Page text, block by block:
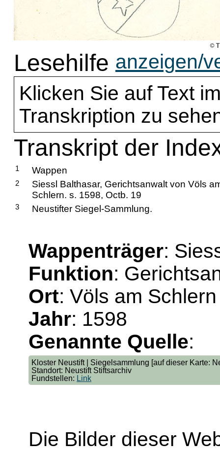
Lesehilfe anzeigen/
Klicken Sie auf Text
Transkription zu
Transkript der
1 Wappen
2
Siessl Balthasar, Gerichtsanwalt von Völs
Schlern. s. 1598, Octb. 19
3 Neustifter Siegel-Sammlung.
Wappenträger:
Funktion:
Ort: Völs am Schlern
Jahr: 1598
Genannte Quelle:
Kloster Neustift | Siegelsammlung [auf dieser Karte:
Standort: Neustift Stiftsarchiv
Fundstellen: Link
Die Bilder dieser